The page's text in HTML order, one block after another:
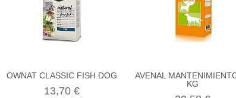
OWNAT CLASSIC FISH DOG
13,70 €
AVENAL
KG